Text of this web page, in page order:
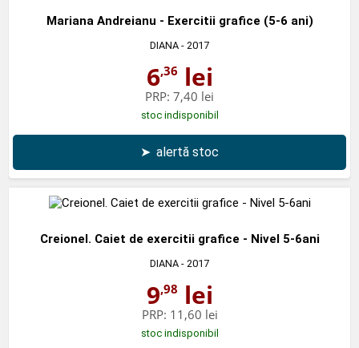
Mariana Andreianu - Exercitii grafice (5-6 ani)
DIANA - 2017
6,36 lei
PRP: 7,40 lei
stoc indisponibil
➤ alertă stoc
Creionel. Caiet de exercitii grafice - Nivel 5-6ani
DIANA - 2017
9,98 lei
PRP: 11,60 lei
stoc indisponibil